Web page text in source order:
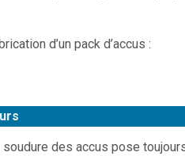
d’un pack d’accus :
des accus pose